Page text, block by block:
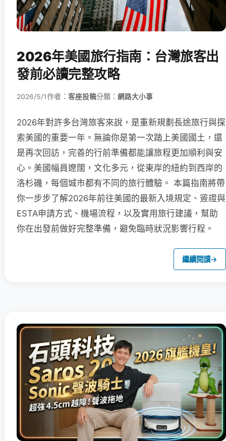
2026年美國旅行指南：台灣旅客出
發前必讀完整攻略
2026/5/1作者： 客座投稿分類： 網路大小事
2026年對許多台灣旅客來說，是重新規劃長途旅行與探
索美國的重要一年。無論你是第一次踏上美國國土，還
是再次回訪，完善的行前準備都能讓旅程更加順利與安
心。美國幅員遼闊，文化多元，從東岸的紐約到西岸的
洛杉磯，每個城市都有不同的旅行體驗。 本篇指南將帶
你一步步了解2026年前往美國的最新入境規定、簽證與
ESTA申請方式、機場流程，以及實用旅行建議，幫助
你在出發前做好完整準備，避免臨時狀況影響行程。
繼續閱讀→